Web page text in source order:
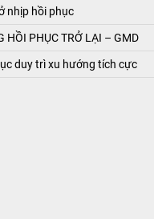
nhịp hồi phục
PHỤC TRỞ LẠI – GMD
duy trì xu hướng tích cực